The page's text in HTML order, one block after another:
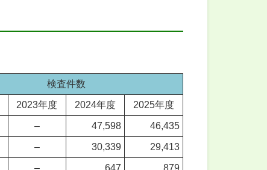
検査件数
2023年度 2024年度 2025年度
– 47,598 46,435
– 30,339 29,413
– 647 879